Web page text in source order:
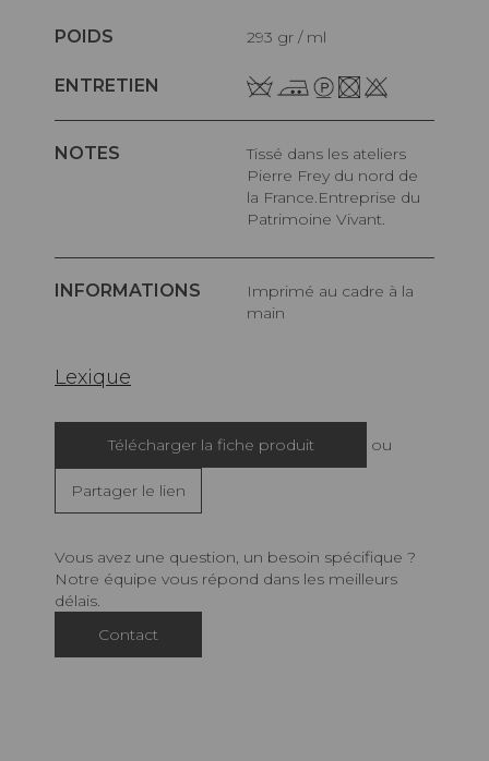
POIDS 293 gr / ml
ENTRETIEN
NOTES
Tissé dans les ateliers
Pierre Frey du nord de
la France.Entreprise du
Patrimoine Vivant.
INFORMATIONS
Imprimé au cadre à la
main
Lexique
Télécharger la fiche produit ou
Partager le lien
Vous avez une question, un besoin spécifique ?
Notre équipe vous répond dans les meilleurs
délais.
Contact